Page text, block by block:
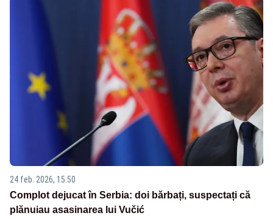
24 feb. 2026, 15:50
Complot dejucat în Serbia: doi bărbați, suspectați că
plănuiau asasinarea lui Vučić